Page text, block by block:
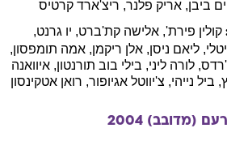
ביבן, אריק פלנר, ריצ'ארד קרטיס
קולין פירת', אלישה קת'ברט, יו גרנט,
, ליאם ניסן, אלן ריקמן, אמה תומפסון,
, לורה ליני, בילי בוב תורנטון, איוואנה
, ביל נייהי, צ'יווטל אגיופור, רואן אטקינסון
(מדובב) 2004